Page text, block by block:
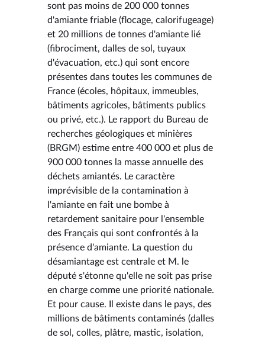
sont pas moins de 200 000 tonnes
d'amiante friable (flocage, calorifugeage)
et 20 millions de tonnes d'amiante lié
(fibrociment, dalles de sol, tuyaux
d'évacuation, etc.) qui sont encore
présentes dans toutes les communes de
France (écoles, hôpitaux, immeubles,
bâtiments agricoles, bâtiments publics
ou privé, etc.). Le rapport du Bureau de
recherches géologiques et minières
(BRGM) estime entre 400 000 et plus de
900 000 tonnes la masse annuelle des
déchets amiantés. Le caractère
imprévisible de la contamination à
l'amiante en fait une bombe à
retardement sanitaire pour l'ensemble
des Français qui sont confrontés à la
présence d'amiante. La question du
désamiantage est centrale et M. le
député s'étonne qu'elle ne soit pas prise
en charge comme une priorité nationale.
Et pour cause. Il existe dans le pays, des
millions de bâtiments contaminés (dalles
de sol, colles, plâtre, mastic, isolation,